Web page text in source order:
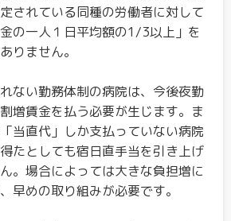
されている同種の労働者に対して
の一人１日平均額の1/3以上」を
りません。
ない勤務体制の病院は、今後夜勤
増賃金を払う必要が生じます。ま
当直代」しか支払っていない病院
たとしても宿日直手当を引き上げ
。場合によっては大きな負担増に
早めの取り組みが必要です。